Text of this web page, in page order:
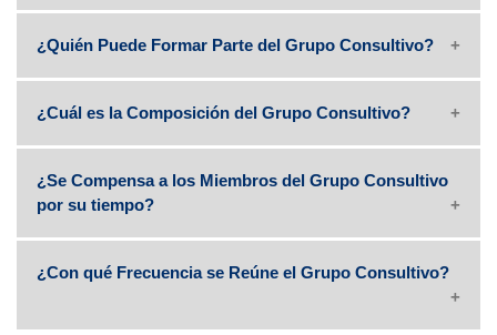
¿Quién Puede Formar Parte del Grupo Consultivo?
¿Cuál es la Composición del Grupo Consultivo?
¿Se Compensa a los Miembros del Grupo Consultivo
por su tiempo?
¿Con qué Frecuencia se Reúne el Grupo Consultivo?